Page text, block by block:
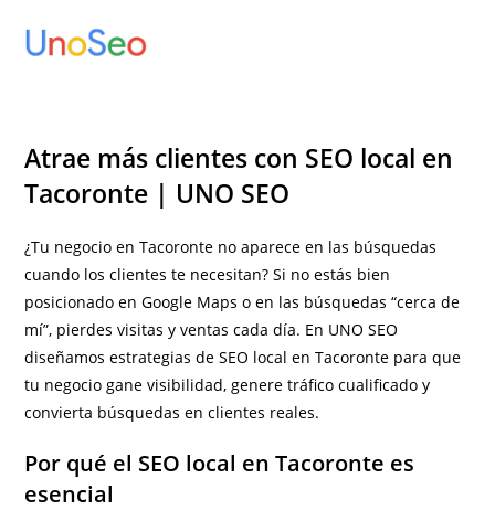
Atrae más clientes con SEO local en
Tacoronte | UNO SEO
¿Tu negocio en Tacoronte no aparece en las búsquedas
cuando los clientes te necesitan? Si no estás bien
posicionado en Google Maps o en las búsquedas “cerca de
mí”, pierdes visitas y ventas cada día. En UNO SEO
diseñamos estrategias de SEO local en Tacoronte para que
tu negocio gane visibilidad, genere tráfico cualificado y
convierta búsquedas en clientes reales.
Por qué el SEO local en Tacoronte es
esencial